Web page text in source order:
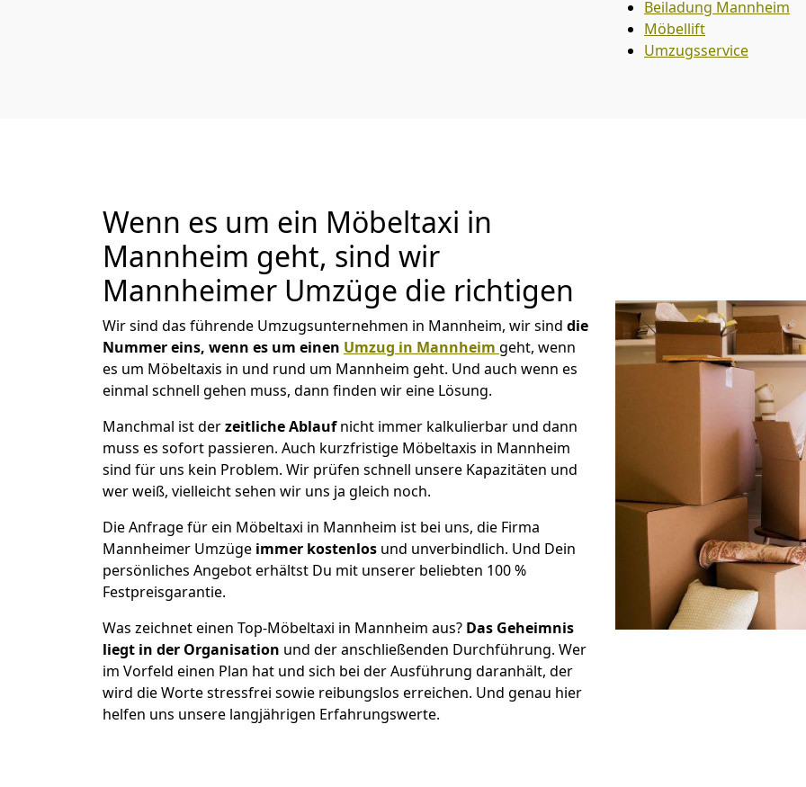
Beiladung Mannheim
Möbellift
Umzugsservice
Wenn es um ein Möbeltaxi in
Mannheim geht, sind wir
Mannheimer Umzüge die richtigen
Wir sind das führende Umzugsunternehmen in Mannheim, wir sind die
Nummer eins, wenn es um einen Umzug in Mannheim geht, wenn
es um Möbeltaxis in und rund um Mannheim geht. Und auch wenn es
einmal schnell gehen muss, dann finden wir eine Lösung.
Manchmal ist derzeitliche Ablaufnicht immer kalkulierbar und dann
muss es sofort passieren. Auch kurzfristige Möbeltaxis in Mannheim
sind für uns kein Problem. Wir prüfen schnell unsere Kapazitäten und
wer weiß, vielleicht sehen wir uns ja gleich noch.
Die Anfrage für ein Möbeltaxi in Mannheim ist bei uns, die Firma
Mannheimer Umzüge immer kostenlos und unverbindlich. Und Dein
persönliches Angebot erhältst Du mit unserer beliebten 100 %
Festpreisgarantie.
Was zeichnet einen Top-Möbeltaxi in Mannheim aus? Das Geheimnis
liegt in der Organisation und der anschließenden Durchführung. Wer
im Vorfeld einen Plan hat und sich bei der Ausführung daranhält, der
wird die Worte stressfrei sowie reibungslos erreichen. Und genau hier
helfen uns unsere langjährigen Erfahrungswerte.